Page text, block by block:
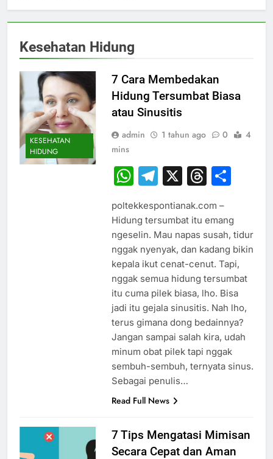
Kesehatan Hidung
KESEHATAN
HIDUNG
7 Cara Membedakan
Hidung Tersumbat Biasa
atau Sinusitis
admin 1 tahun ago 0
4
mins
WhatsApp
Telegram
X
poltekkespontianak.com –
Hidung tersumbat itu emang
ngeselin. Mau napas susah, tidur
nggak nyenyak, dan kadang bikin
kepala ikut cenat-cenut. Tapi,
nggak semua hidung tersumbat
itu cuma pilek biasa, lho. Bisa
jadi itu gejala sinusitis. Nah lho,
terus gimana dong bedainnya?
Jangan sampai salah kira, udah
minum obat pilek tapi nggak
sembuh-sembuh, ternyata sinus.
Sebagai penulis…
Read Full News
7 Tips Mengatasi Mimisan
Secara Cepat dan Aman